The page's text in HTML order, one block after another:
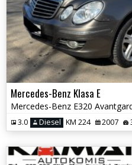
Mercedes-Benz Klasa E
3.0 Diesel KM 224 2007